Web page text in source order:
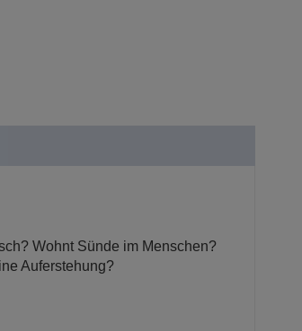
Wohnt Sünde im Menschen?
Auferstehung?